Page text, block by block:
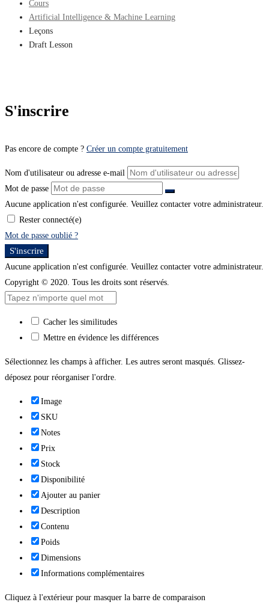
Cours
Artificial Intelligence & Machine Learning
Leçons
Draft Lesson
S'inscrire
Pas encore de compte ? Créer un compte gratuitement
Nom d'utilisateur ou adresse e-mail
Mot de passe
Aucune application n'est configurée. Veuillez contacter votre administrateur.
Rester connecté(e)
Mot de passe oublié ?
S'inscrire
Aucune application n'est configurée. Veuillez contacter votre administrateur.
Copyright © 2020. Tous les droits sont réservés.
Cacher les similitudes
Mettre en évidence les différences
Sélectionnez les champs à afficher. Les autres seront masqués. Glissez-
déposez pour réorganiser l'ordre.
Image
SKU
Notes
Prix
Stock
Disponibilité
Ajouter au panier
Description
Contenu
Poids
Dimensions
Informations complémentaires
Cliquez à l'extérieur pour masquer la barre de comparaison